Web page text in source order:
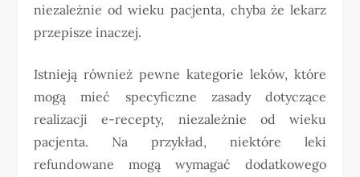
niezależnie od wieku pacjenta, chyba że lekarz
przepisze inaczej.
Istnieją również pewne kategorie leków, które
mogą mieć specyficzne zasady dotyczące
realizacji e-recepty, niezależnie od wieku
pacjenta. Na przykład, niektóre leki
refundowane mogą wymagać dodatkowego